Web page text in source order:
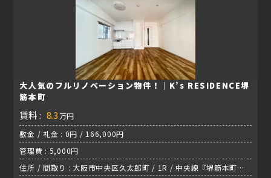
大人気のフルリノベーション物件！｜K’s RESIDENCE堺
筋本町
賃料 : 8.3 万円
敷金 / 礼金 : 0円 / 166,000円
管理費 : 5,000円
住所 / 間取り : 大阪市中央区久太郎町 / 1R / 中央線『堺筋本町